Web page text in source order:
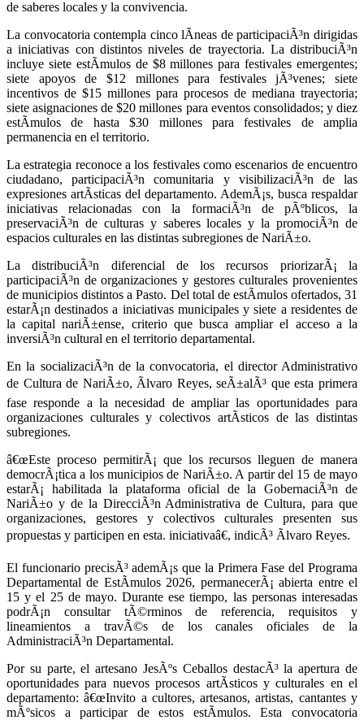
de saberes locales y la convivencia.
La convocatoria contempla cinco lÃ­neas de participaciÃ³n dirigidas
a iniciativas con distintos niveles de trayectoria. La distribuciÃ³n
incluye siete estÃ­mulos de $8 millones para festivales emergentes;
siete apoyos de $12 millones para festivales jÃ³venes; siete
incentivos de $15 millones para procesos de mediana trayectoria;
siete asignaciones de $20 millones para eventos consolidados; y diez
estÃ­mulos de hasta $30 millones para festivales de amplia
permanencia en el territorio.
La estrategia reconoce a los festivales como escenarios de encuentro
ciudadano, participaciÃ³n comunitaria y visibilizaciÃ³n de las
expresiones artÃ­sticas del departamento. AdemÃ¡s, busca respaldar
iniciativas relacionadas con la formaciÃ³n de pÃºblicos, la
preservaciÃ³n de culturas y saberes locales y la promociÃ³n de
espacios culturales en las distintas subregiones de NariÃ±o.
La distribuciÃ³n diferencial de los recursos priorizarÃ¡ la
participaciÃ³n de organizaciones y gestores culturales provenientes
de municipios distintos a Pasto. Del total de estÃ­mulos ofertados, 31
estarÃ¡n destinados a iniciativas municipales y siete a residentes de
la capital nariÃ±ense, criterio que busca ampliar el acceso a la
inversiÃ³n cultural en el territorio departamental.
En la socializaciÃ³n de la convocatoria, el director Administrativo
de Cultura de NariÃ±o, Ãlvaro Reyes, seÃ±alÃ³ que esta primera
fase responde a la necesidad de ampliar las oportunidades para
organizaciones culturales y colectivos artÃ­sticos de las distintas
subregiones.
â€œEste proceso permitirÃ¡ que los recursos lleguen de manera
democrÃ¡tica a los municipios de NariÃ±o. A partir del 15 de mayo
estarÃ¡ habilitada la plataforma oficial de la GobernaciÃ³n de
NariÃ±o y de la DirecciÃ³n Administrativa de Cultura, para que
organizaciones, gestores y colectivos culturales presenten sus
propuestas y participen en esta. iniciativaâ€, indicÃ³ Ãlvaro Reyes.
El funcionario precisÃ³ ademÃ¡s que la Primera Fase del Programa
Departamental de EstÃ­mulos 2026, permanecerÃ¡ abierta entre el
15 y el 25 de mayo. Durante ese tiempo, las personas interesadas
podrÃ¡n consultar tÃ©rminos de referencia, requisitos y
lineamientos a travÃ©s de los canales oficiales de la
AdministraciÃ³n Departamental.
Por su parte, el artesano JesÃºs Ceballos destacÃ³ la apertura de
oportunidades para nuevos procesos artÃ­sticos y culturales en el
departamento: â€œInvito a cultores, artesanos, artistas, cantantes y
mÃºsicos a participar de estos estÃ­mulos. Esta convocatoria